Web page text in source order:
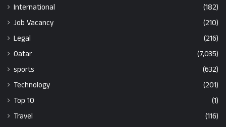
International
(182)
Job Vacancy
(210)
Legal
(216)
Qatar
(7,035)
sports
(632)
Technology
(201)
Top 10
(1)
Travel
(116)